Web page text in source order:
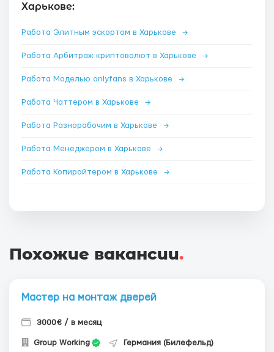
Харькове:
Работа Элитным эскортом в Харькове →
Работа Арбитраж криптовалют в Харькове →
Работа Моделью onlyfans в Харькове →
Работа Чаттером в Харькове →
Работа Разнорабочим в Харькове →
Работа Менеджером в Харькове →
Работа Копирайтером в Харькове →
Похожие вакансии.
Мастер на монтаж дверей
3000€ / в месяц
Group Working Германия (Билефельд)